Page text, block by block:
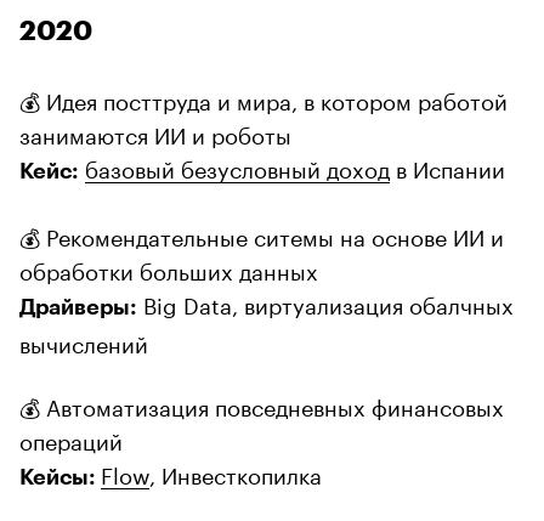
2020
💰 Идея посттруда и мира, в котором работой
занимаются ИИ и роботы
Кейс: базовый безусловный доход в Испании
💰 Рекомендательные ситемы на основе ИИ и
обработки больших данных
Драйверы: Big Data, виртуализация обалчных
вычислений
💰 Автоматизация повседневных финансовых
операций
Кейсы: Flow , Инвесткопилка